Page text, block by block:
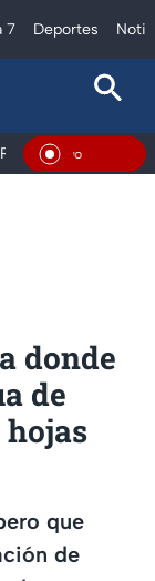
7 Deportes
Al ExtremoEn
donde
de
hojas
que
de